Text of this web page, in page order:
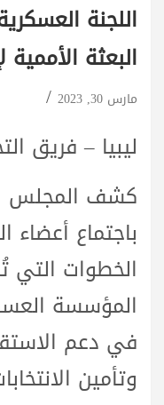
اللجنة
البعثة الأممية
مارس 30, 2023
ليبيا – فريق
كشف المجلس
باجتماع
الخطوات
المؤسسة
في دعم
وتأمين